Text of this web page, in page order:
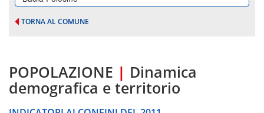
TORNA AL COMUNE
POPOLAZIONE | Dinamica
demografica e territorio